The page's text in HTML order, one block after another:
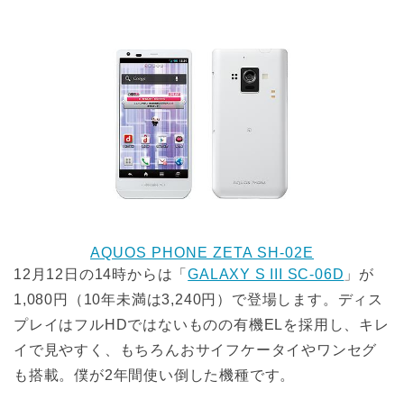
AQUOS PHONE ZETA SH-02E
12月12日の14時からは「GALAXY S III SC-06D 」が
1,080円（10年未満は3,240円）で登場します。ディス
プレイはフルHDではないものの有機ELを採用し、キレ
イで見やすく、もちろんおサイフケータイやワンセグ
も搭載。僕が2年間使い倒した機種です。